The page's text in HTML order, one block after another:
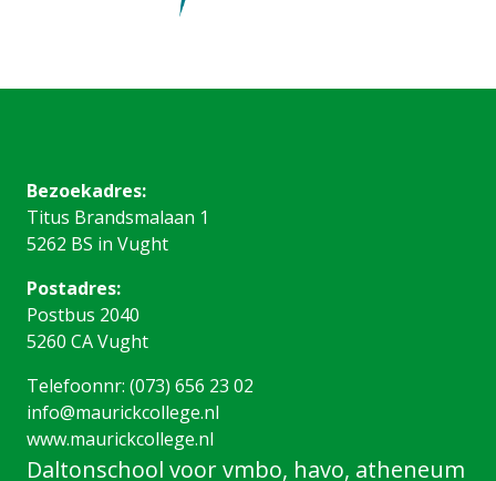
Bezoekadres:
Titus Brandsmalaan 1
5262 BS in Vught
Postadres:
Postbus 2040
5260 CA Vught
Telefoonnr: (073) 656 23 02
info@maurickcollege.nl
www.maurickcollege.nl
Daltonschool voor vmbo, havo, atheneum